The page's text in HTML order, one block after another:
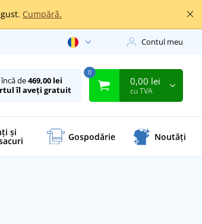
Cumpără.
Contul meu
de469,00 lei
îl aveți gratuit
0
0,00 lei
cu TVA
și Gospodărie Noutăți